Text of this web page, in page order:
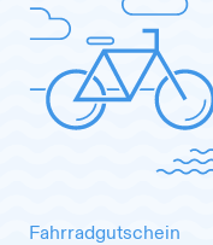
Fahrradgutschein